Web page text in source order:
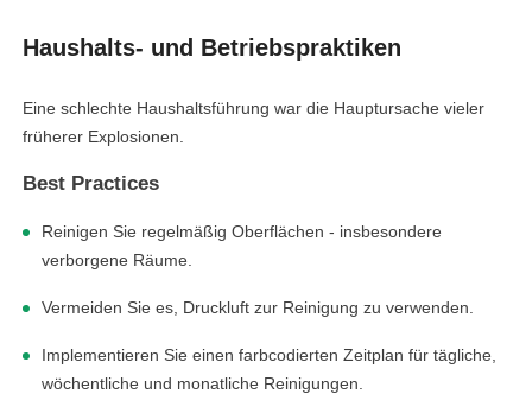
Haushalts- und Betriebspraktiken
Eine schlechte Haushaltsführung war die Hauptursache vieler
früherer Explosionen.
Best Practices
Reinigen Sie regelmäßig Oberflächen - insbesondere
verborgene Räume.
Vermeiden Sie es, Druckluft zur Reinigung zu verwenden.
Implementieren Sie einen farbcodierten Zeitplan für tägliche,
wöchentliche und monatliche Reinigungen.